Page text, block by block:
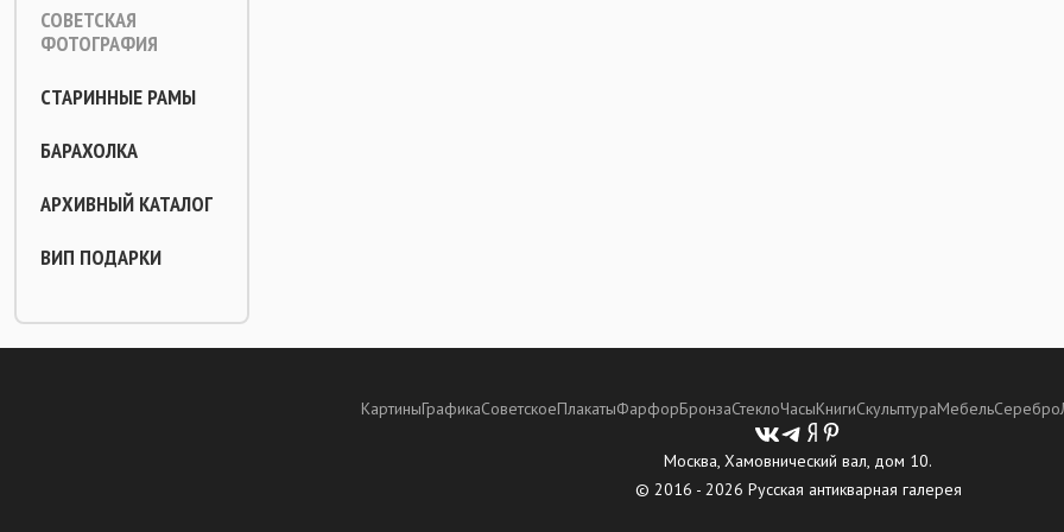
СОВЕТСКАЯ
ФОТОГРАФИЯ
СТАРИННЫЕ РАМЫ
БАРАХОЛКА
АРХИВНЫЙ КАТАЛОГ
ВИП ПОДАРКИ
КартиныГрафикаСоветскоеПлакатыФарфорБронзаСтеклоЧасыКнигиСкульптураМебельСеребро
Москва, Хамовнический вал, дом 10.
© 2016 - 2026 Русская антикварная галерея